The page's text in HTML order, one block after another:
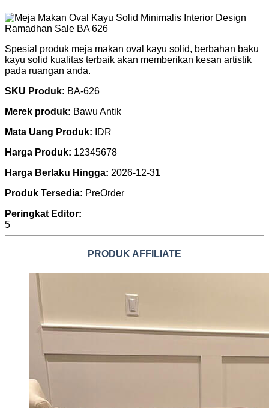
Spesial produk meja makan oval kayu solid, berbahan baku
kayu solid kualitas terbaik akan memberikan kesan artistik
pada ruangan anda.
SKU Produk: BA-626
Merek produk: Bawu Antik
Mata Uang Produk:
IDR
Harga Produk: 12345678
Harga Berlaku Hingga: 2026-12-31
Produk Tersedia: PreOrder
Peringkat Editor:
5
PRODUK AFFILIATE